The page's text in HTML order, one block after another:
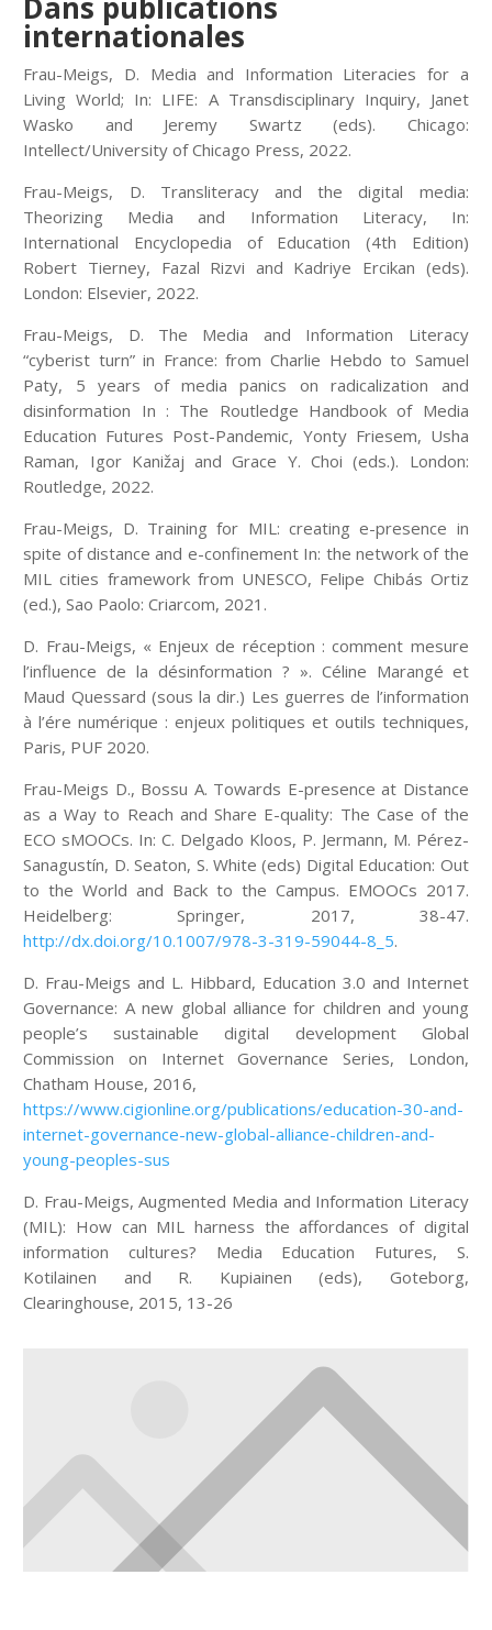
internationales
Frau-Meigs, D. Media and Information Literacies for a
Living World; In: LIFE: A Transdisciplinary Inquiry, Janet
Wasko and Jeremy Swartz (eds). Chicago:
Intellect/University of Chicago Press, 2022.
Frau-Meigs, D. Transliteracy and the digital media:
Theorizing Media and Information Literacy, In:
International Encyclopedia of Education (4th Edition)
Robert Tierney, Fazal Rizvi and Kadriye Ercikan (eds).
London: Elsevier, 2022.
Frau-Meigs, D. The Media and Information Literacy
“cyberist turn” in France: from Charlie Hebdo to Samuel
Paty, 5 years of media panics on radicalization and
disinformation In : The Routledge Handbook of Media
Education Futures Post-Pandemic, Yonty Friesem, Usha
Raman, Igor Kanižaj and Grace Y. Choi (eds.). London:
Routledge, 2022.
Frau-Meigs, D. Training for MIL: creating e-presence in
spite of distance and e-confinement In: the network of the
MIL cities framework from UNESCO, Felipe Chibás Ortiz
(ed.), Sao Paolo: Criarcom, 2021.
D. Frau-Meigs, « Enjeux de réception : comment mesure
l’influence de la désinformation ? ». Céline Marangé et
Maud Quessard (sous la dir.) Les guerres de l’information
à l’ére numérique : enjeux politiques et outils techniques,
Paris, PUF 2020.
Frau-Meigs D., Bossu A. Towards E-presence at Distance
as a Way to Reach and Share E-quality: The Case of the
ECO sMOOCs. In: C. Delgado Kloos, P. Jermann, M. Pérez-
Sanagustín, D. Seaton, S. White (eds) Digital Education: Out
to the World and Back to the Campus. EMOOCs 2017.
Heidelberg: Springer, 2017, 38-47.
http://dx.doi.org/10.1007/978-3-319-59044-8_5.
D. Frau-Meigs and L. Hibbard, Education 3.0 and Internet
Governance: A new global alliance for children and young
people’s sustainable digital development Global
Commission on Internet Governance Series, London,
Chatham House, 2016,
https://www.cigionline.org/publications/education-30-and-
internet-governance-new-global-alliance-children-and-
young-peoples-sus
D. Frau-Meigs, Augmented Media and Information Literacy
(MIL): How can MIL harness the affordances of digital
information cultures? Media Education Futures, S.
Kotilainen and R. Kupiainen (eds), Goteborg,
Clearinghouse, 2015, 13-26